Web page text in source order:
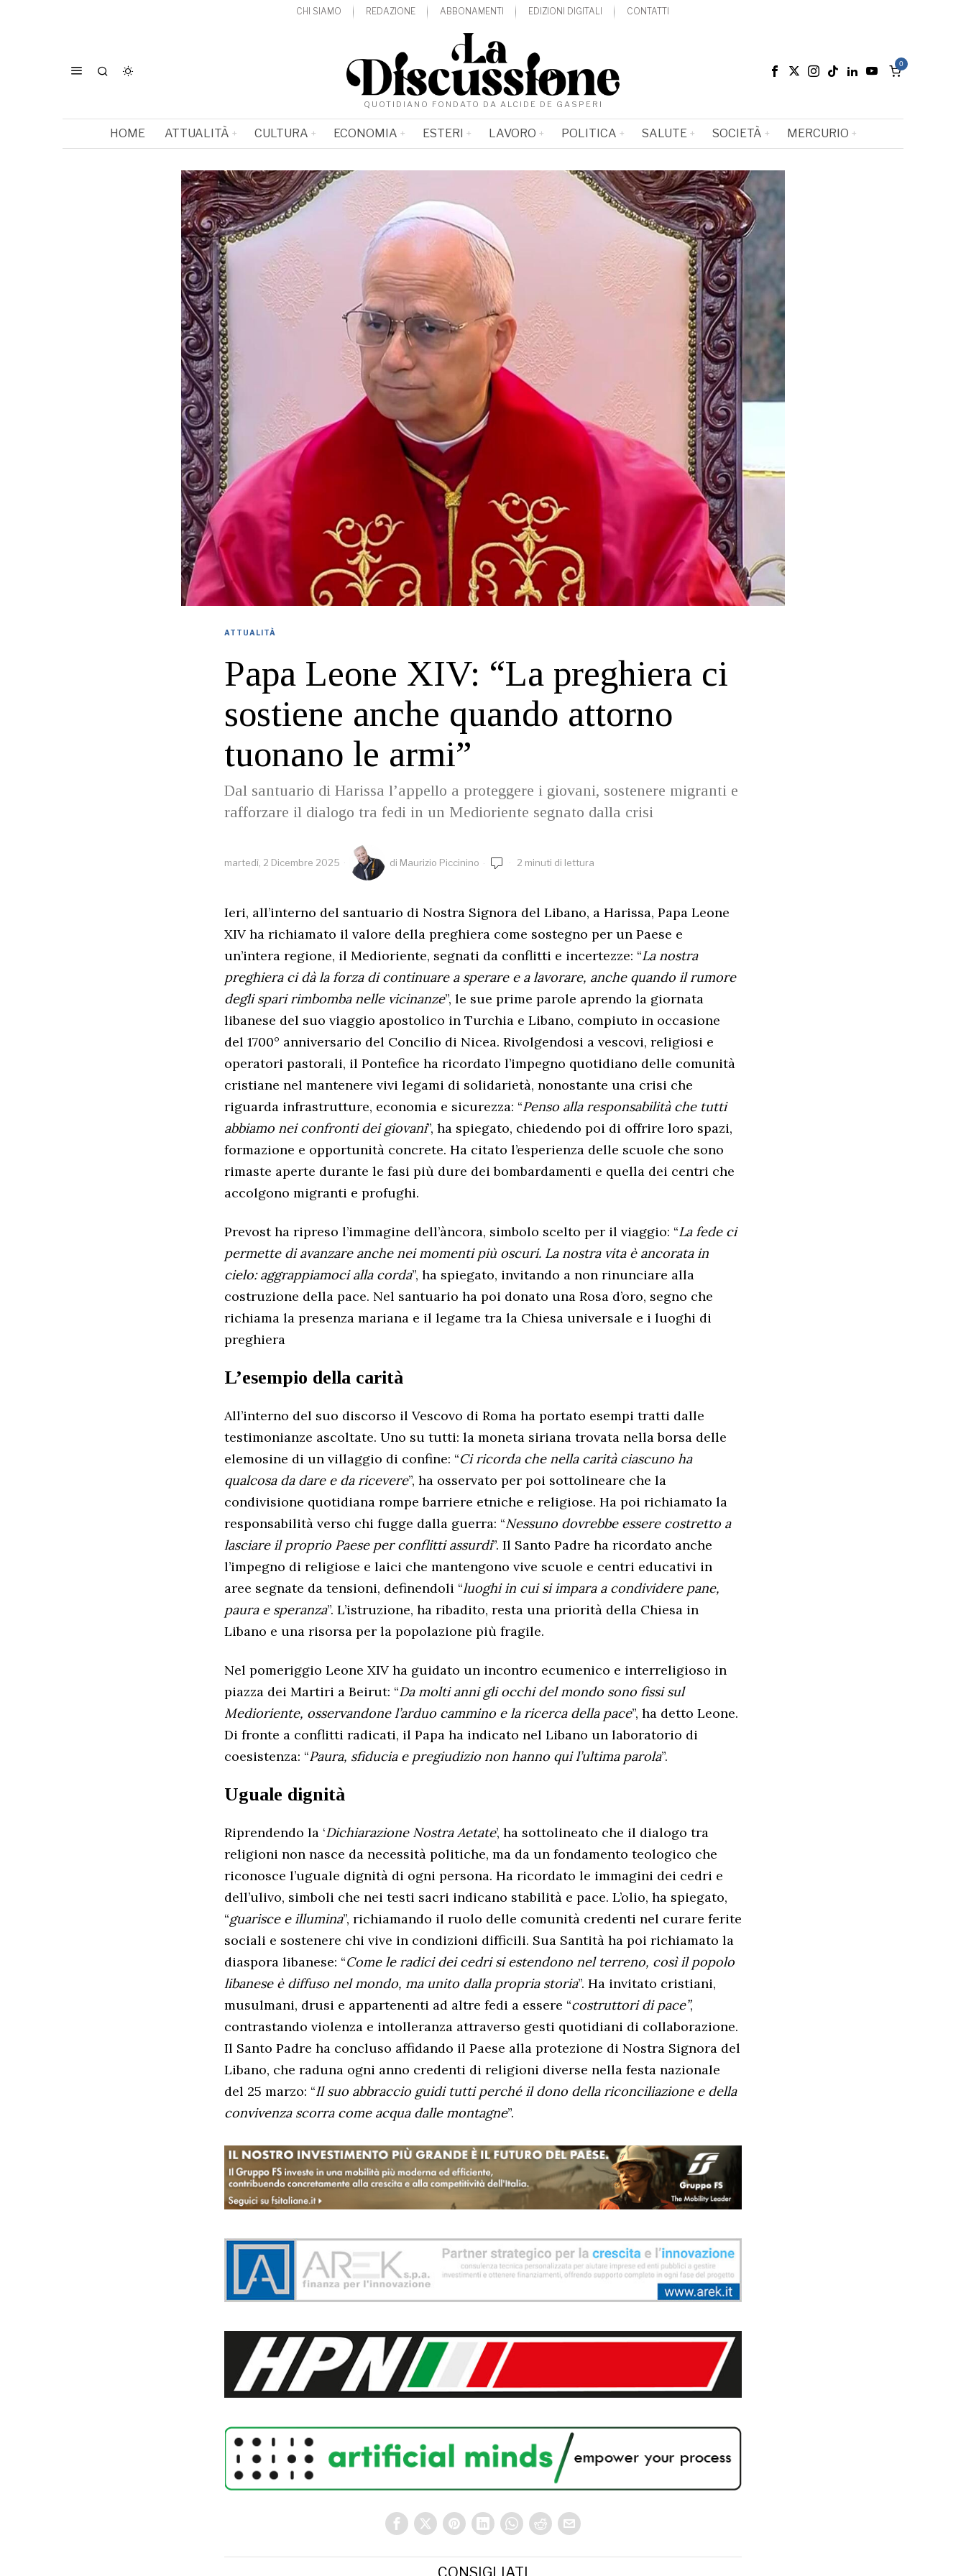
CHI SIAMO REDAZIONE ABBONAMENTI EDIZIONI DIGITALI CONTATTI
QUOTIDIANO FONDATO DA ALCIDE DE GASPERI
0
HOME ATTUALITÀ CULTURA ECONOMIA ESTERI LAVORO POLITICA SALUTE SOCIETÀ MERCURIO
ATTUALITÀ
Papa Leone XIV: “La preghiera ci
sostiene anche quando attorno
tuonano le armi”
Dal santuario di Harissa l’appello a proteggere i giovani, sostenere migranti e
rafforzare il dialogo tra fedi in un Medioriente segnato dalla crisi
martedì, 2 Dicembre 2025 di Maurizio Piccinino 2 minuti di lettura
Ieri, all’interno del santuario di Nostra Signora del Libano, a Harissa, Papa Leone
XIV ha richiamato il valore della preghiera come sostegno per un Paese e
un’intera regione, il Medioriente, segnati da conflitti e incertezze: “La nostra
preghiera ci dà la forza di continuare a sperare e a lavorare, anche quando il rumore
degli spari rimbomba nelle vicinanze”, le sue prime parole aprendo la giornata
libanese del suo viaggio apostolico in Turchia e Libano, compiuto in occasione
del 1700° anniversario del Concilio di Nicea. Rivolgendosi a vescovi, religiosi e
operatori pastorali, il Pontefice ha ricordato l’impegno quotidiano delle comunità
cristiane nel mantenere vivi legami di solidarietà, nonostante una crisi che
riguarda infrastrutture, economia e sicurezza: “Penso alla responsabilità che tutti
abbiamo nei confronti dei giovani”, ha spiegato, chiedendo poi di offrire loro spazi,
formazione e opportunità concrete. Ha citato l’esperienza delle scuole che sono
rimaste aperte durante le fasi più dure dei bombardamenti e quella dei centri che
accolgono migranti e profughi.
Prevost ha ripreso l’immagine dell’àncora, simbolo scelto per il viaggio: “La fede ci
permette di avanzare anche nei momenti più oscuri. La nostra vita è ancorata in
cielo: aggrappiamoci alla corda”, ha spiegato, invitando a non rinunciare alla
costruzione della pace. Nel santuario ha poi donato una Rosa d’oro, segno che
richiama la presenza mariana e il legame tra la Chiesa universale e i luoghi di
preghiera
L’esempio della carità
All’interno del suo discorso il Vescovo di Roma ha portato esempi tratti dalle
testimonianze ascoltate. Uno su tutti: la moneta siriana trovata nella borsa delle
elemosine di un villaggio di confine: “Ci ricorda che nella carità ciascuno ha
qualcosa da dare e da ricevere”, ha osservato per poi sottolineare che la
condivisione quotidiana rompe barriere etniche e religiose. Ha poi richiamato la
responsabilità verso chi fugge dalla guerra: “Nessuno dovrebbe essere costretto a
lasciare il proprio Paese per conflitti assurdi”. Il Santo Padre ha ricordato anche
l’impegno di religiose e laici che mantengono vive scuole e centri educativi in
aree segnate da tensioni, definendoli “luoghi in cui si impara a condividere pane,
paura e speranza”. L’istruzione, ha ribadito, resta una priorità della Chiesa in
Libano e una risorsa per la popolazione più fragile.
Nel pomeriggio Leone XIV ha guidato un incontro ecumenico e interreligioso in
piazza dei Martiri a Beirut: “Da molti anni gli occhi del mondo sono fissi sul
Medioriente, osservandone l’arduo cammino e la ricerca della pace”, ha detto Leone.
Di fronte a conflitti radicati, il Papa ha indicato nel Libano un laboratorio di
coesistenza: “Paura, sfiducia e pregiudizio non hanno qui l’ultima parola”.
Uguale dignità
Riprendendo la ‘Dichiarazione Nostra Aetate’, ha sottolineato che il dialogo tra
religioni non nasce da necessità politiche, ma da un fondamento teologico che
riconosce l’uguale dignità di ogni persona. Ha ricordato le immagini dei cedri e
dell’ulivo, simboli che nei testi sacri indicano stabilità e pace. L’olio, ha spiegato,
“guarisce e illumina”, richiamando il ruolo delle comunità credenti nel curare ferite
sociali e sostenere chi vive in condizioni difficili. Sua Santità ha poi richiamato la
diaspora libanese: “Come le radici dei cedri si estendono nel terreno, così il popolo
libanese è diffuso nel mondo, ma unito dalla propria storia”. Ha invitato cristiani,
musulmani, drusi e appartenenti ad altre fedi a essere “costruttori di pace”,
contrastando violenza e intolleranza attraverso gesti quotidiani di collaborazione.
Il Santo Padre ha concluso affidando il Paese alla protezione di Nostra Signora del
Libano, che raduna ogni anno credenti di religioni diverse nella festa nazionale
del 25 marzo: “Il suo abbraccio guidi tutti perché il dono della riconciliazione e della
convivenza scorra come acqua dalle montagne”.